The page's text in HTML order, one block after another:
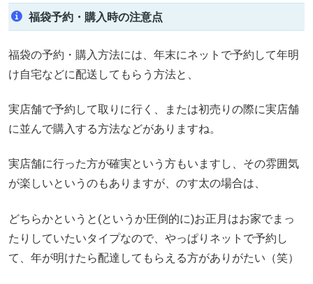
福袋予約・購入時の注意点
福袋の予約・購入方法には、年末にネットで予約して年明
け自宅などに配送してもらう方法と、
実店舗で予約して取りに行く、または初売りの際に実店舗
に並んで購入する方法などがありますね。
実店舗に行った方が確実という方もいますし、その雰囲気
が楽しいというのもありますが、のす太の場合は、
どちらかというと(というか圧倒的に)お正月はお家でまっ
たりしていたいタイプなので、やっぱりネットで予約し
て、年が明けたら配達してもらえる方がありがたい（笑）